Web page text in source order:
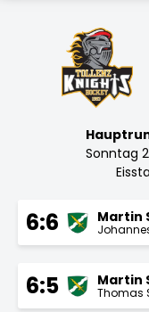
Sonntag
6:6 Martin
6:5 Martin
Thomas